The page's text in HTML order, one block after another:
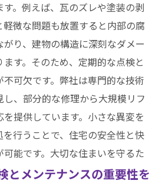
。例えば、瓦のズレや塗装の剥
微な問題も放置すると内部の腐
り、建物の構造に深刻なダメー
す。そのため、定期的な点検と
可欠です。弊社は専門的な技術
、部分的な修理から大規模リフ
提供しています。小さな異変を
行うことで、住宅の安全性と快
能です。大切な住まいを守るた
とメンテナンスの重要性を